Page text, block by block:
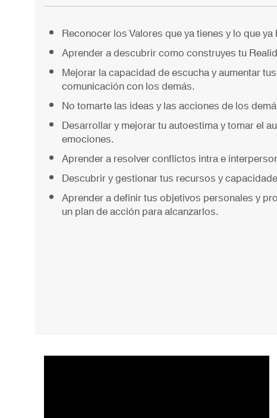
Reconocer los Valores que ya tienes y lo que
Aprender a descubrir como construyes tu
Mejorar la capacidad de escucha y aumentar
comunicación con los demás.
No tomarte las ideas y las acciones de los
Desarrollar y mejorar tu autoestima y tomar el
emociones.
Aprender a resolver conflictos intra e
Descubrir y gestionar tus recursos y
Aprender a definir tus objetivos personales y
un plan de acción para alcanzarlos.